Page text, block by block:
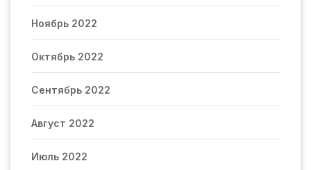
Ноябрь 2022
Октябрь 2022
Сентябрь 2022
Август 2022
Июль 2022